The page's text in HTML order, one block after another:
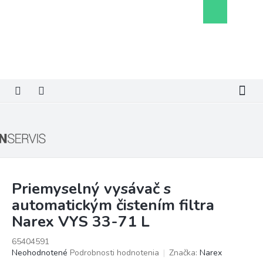
košík
Priemyselný vysávač s
automatickým čistením filtra
Narex VYS 33-71 L
65404591
Priemerné
Neohodnotené Podrobnosti hodnotenia Značka: Narex